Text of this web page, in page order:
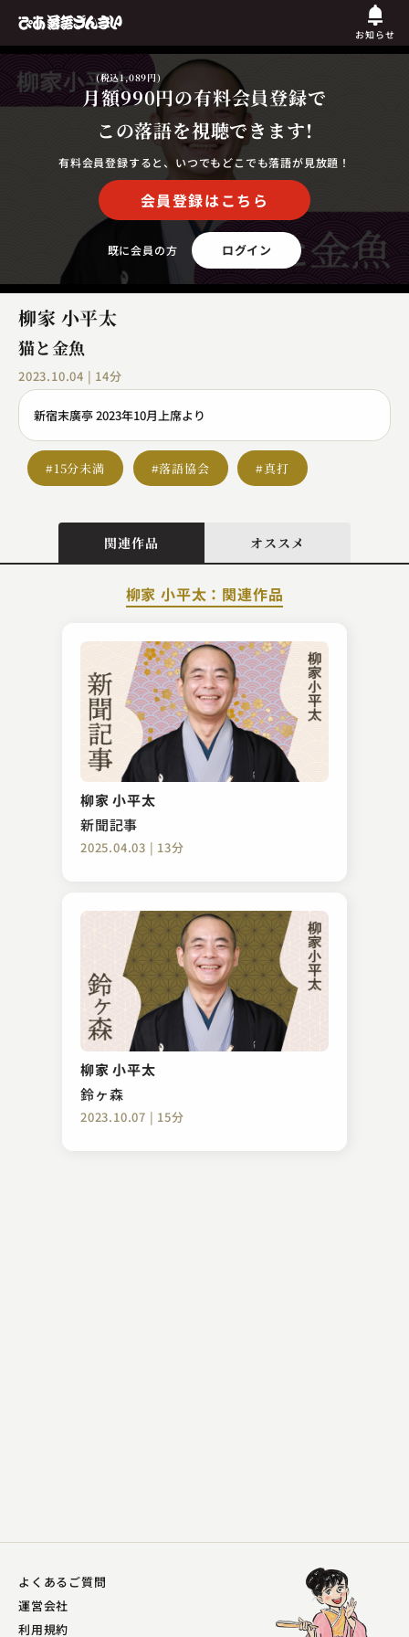
お知らせ
月額990円
(税込1,089円)
の有料会員登録で
この落語を視聴できます!
有料会員登録すると、いつでもどこでも落語が見放題！
会員登録はこちら
既に会員の方 ログイン
柳家 小平太
猫と金魚
2023.10.04 | 14分
新宿末廣亭 2023年10月上席より
#15分未満 #落語協会 #真打
関連作品 オススメ
柳家 小平太：関連作品
柳家 小平太
新聞記事
2025.04.03 | 13分
柳家 小平太
鈴ヶ森
2023.10.07 | 15分
桂 文生
本膳
2023.12.10 | 10分
柳家 小満ん
馬のす
2024.08.28 | 11分
よくあるご質問
運営会社
利用規約